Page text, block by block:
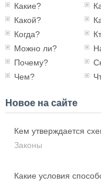
Какие?
Какой?
Когда?
Можно ли?
Почему?
Чем?
Новое на сайте
Кем утверждается
Законы
Какие условия